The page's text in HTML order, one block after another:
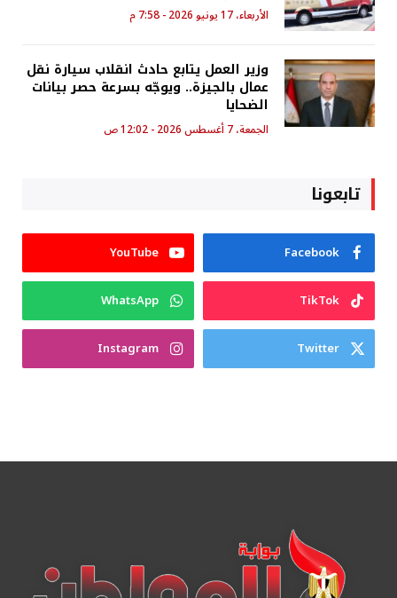
الأربعاء، 17 يونيو 2026 - 7:58 م
وزير العمل يتابع حادث انقلاب سيارة نقل
عمال بالجيزة.. ويوجّه بسرعة حصر بيانات
الضحايا
الجمعة، 7 أغسطس 2026 - 12:02 ص
تابعونا
Facebook
YouTube
TikTok
WhatsApp
Twitter
Instagram